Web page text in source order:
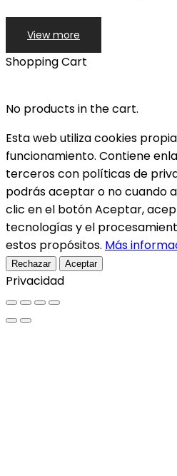
View more
Shopping Cart
No products in the cart.
Esta web utiliza cookies
funcionamiento. Contiene
terceros con políticas de
podrás aceptar o no cuando
clic en el botón Aceptar,
tecnologías y el
estos propósitos. Más
Rechazar Aceptar
Privacidad